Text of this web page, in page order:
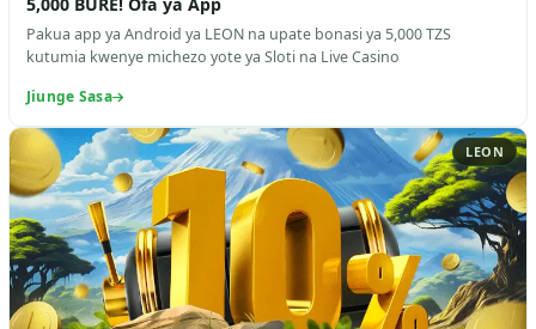
Pakua app ya Android ya LEON na upate bonasi ya 5,000 TZS
kutumia kwenye michezo yote ya Sloti na Live Casino
Jiunge Sasa
LEON